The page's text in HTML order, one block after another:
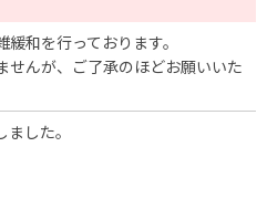
和を行っております。
せんが、ご了承のほどお願いいた
した。